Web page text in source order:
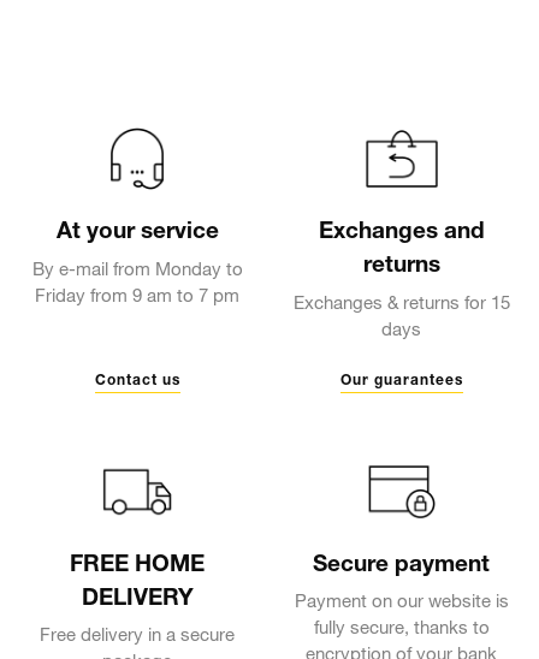
At your service
By e-mail from Monday to
Friday from 9 am to 7 pm
Contact us
Exchanges and
returns
Exchanges & returns for 15
days
Our guarantees
FREE HOME
DELIVERY
Free delivery in a secure
Secure payment
Payment on our website is
fully secure, thanks to